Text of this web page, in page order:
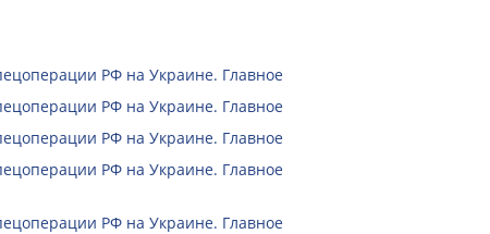
РФ на Украине. Главное
РФ на Украине. Главное
РФ на Украине. Главное
РФ на Украине. Главное
РФ на Украине. Главное